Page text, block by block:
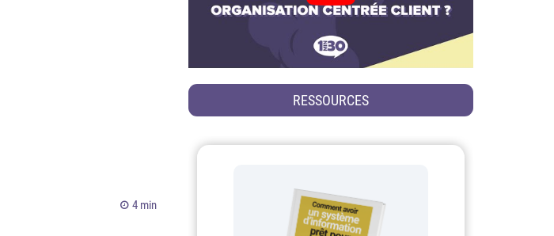
4 min
RESSOURCES